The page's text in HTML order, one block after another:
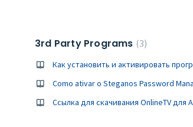
3rd Party Programs 3
Как установить и активировать
Como ativar o Steganos Password
Ссылка для скачивания OnlineTV для